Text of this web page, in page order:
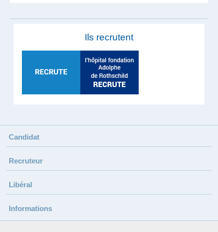
Ils recrutent
Candidat
Recruteur
Libéral
Informations